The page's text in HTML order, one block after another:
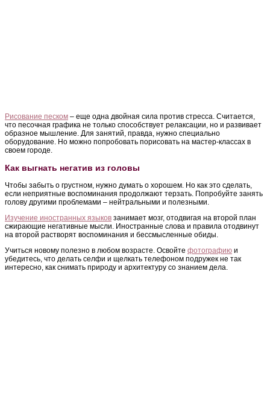
Рисование песком – еще одна двойная сила против стресса. Считается,
что песочная графика не только способствует релаксации, но и развивает
образное мышление. Для занятий, правда, нужно специально
оборудование. Но можно попробовать порисовать на мастер-классах в
своем городе.
Как выгнать негатив из головы
Чтобы забыть о грустном, нужно думать о хорошем. Но как это сделать,
если неприятные воспоминания продолжают терзать. Попробуйте занять
голову другими проблемами – нейтральными и полезными.
Изучение иностранных языков занимает мозг, отодвигая на второй план
сжирающие негативные мысли. Иностранные слова и правила отодвинут
на второй растворят воспоминания и бессмысленные обиды.
Учиться новому полезно в любом возрасте. Освойте фотографию и
убедитесь, что делать селфи и щелкать телефоном подружек не так
интересно, как снимать природу и архитектуру со знанием дела.